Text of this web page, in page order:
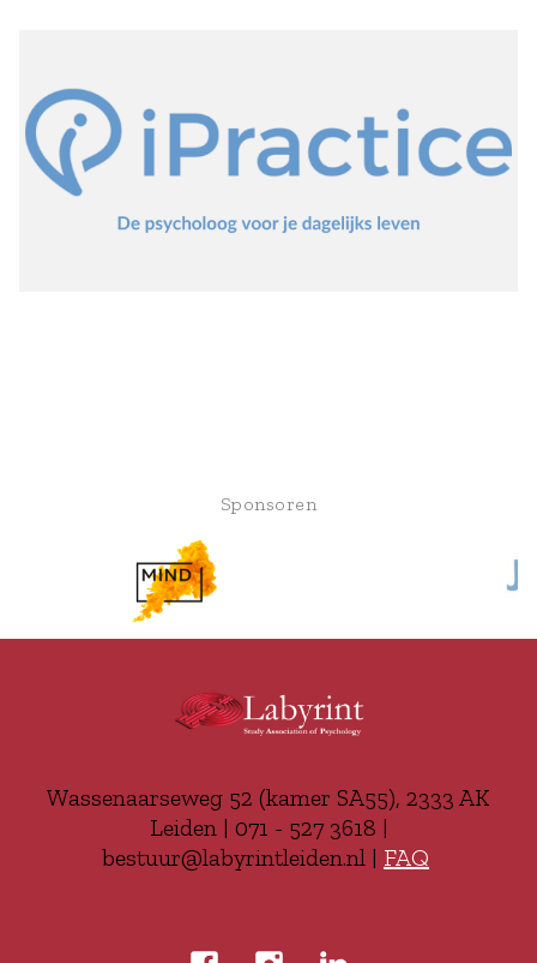
Sponsoren
Wassenaarseweg 52 (kamer SA55), 2333 AK
Leiden | 071 - 527 3618 |
bestuur@labyrintleiden.nl | FAQ